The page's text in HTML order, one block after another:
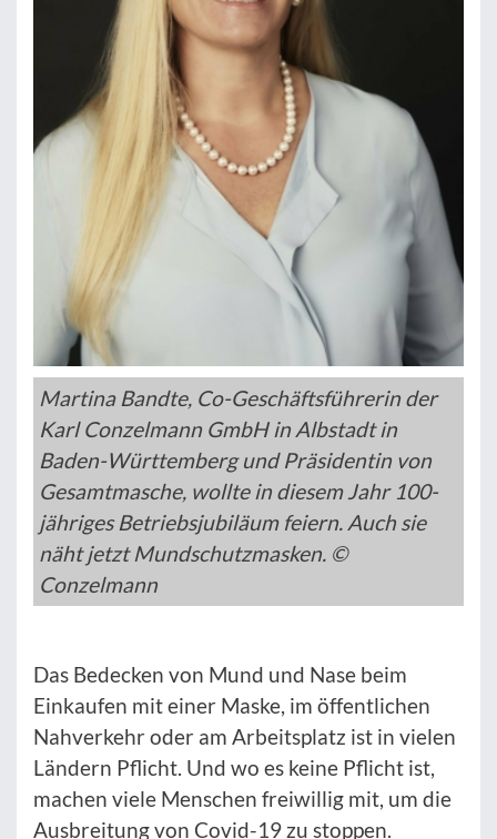
Martina Bandte, Co-Geschäftsführerin der
Karl Conzelmann GmbH in Albstadt in
Baden-Württemberg und Präsidentin von
Gesamtmasche, wollte in diesem Jahr 100-
jähriges Betriebsjubiläum feiern. Auch sie
näht jetzt Mundschutzmasken. ©
Conzelmann
Das Bedecken von Mund und Nase beim
Einkaufen mit einer Maske, im öffentlichen
Nahverkehr oder am Arbeitsplatz ist in vielen
Ländern Pflicht. Und wo es keine Pflicht ist,
machen viele Menschen freiwillig mit, um die
Ausbreitung von Covid-19 zu stoppen.